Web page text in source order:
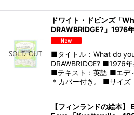
ドワイト・ドビンズ「
DRAWBRIDGE?」1976
■タイトル：What do
DRAWBRIDGE? ■1976年
■テキスト：英語 ■エデ
＊カバー付き。 ■サイズ
【フィンランドの絵本